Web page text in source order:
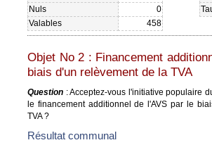
Nuls
0
Valables
458
Objet No 2 : Financement
biais d'un relèvement de la TVA
Question : Acceptez-vous l'initiative populaire
le financement additionnel de l'AVS par le
TVA ?
Résultat communal